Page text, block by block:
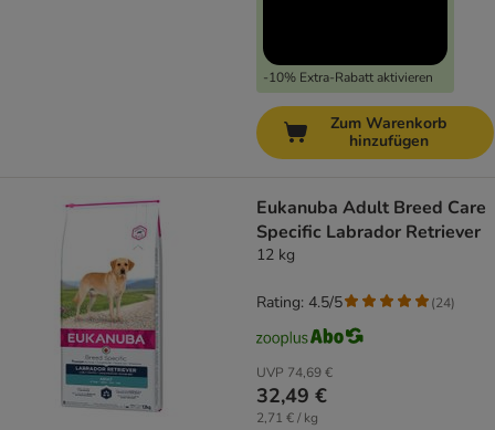
-10% Extra-Rabatt aktivieren
Zum Warenkorb
hinzufügen
Eukanuba Adult Breed Care
Specific Labrador Retriever
12 kg
UVP 74,69 €
32,49 €
2,71 € / kg
Rating: 4.5/5 (24)